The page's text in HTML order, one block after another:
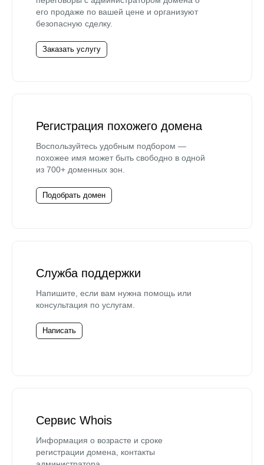
его продаже по вашей цене и организуют
безопасную сделку.
Заказать услугу
Регистрация похожего домена
Воспользуйтесь удобным подбором —
похожее имя может быть свободно в одной
из 700+ доменных зон.
Подобрать домен
Служба поддержки
Напишите, если вам нужна помощь или
консультация по услугам.
Написать
Сервис Whois
Информация о возрасте и сроке
регистрации домена, контакты